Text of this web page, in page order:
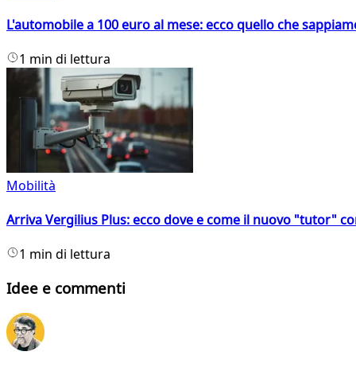
L'automobile a 100 euro al mese: ecco quello che
1 min di lettura
Mobilità
Arriva Vergilius Plus: ecco dove e come il nuovo "tutor"
1 min di lettura
Idee e commenti